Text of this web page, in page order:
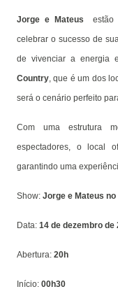
Jorge e Mateus estão
celebrar o sucesso de
de vivenciar a energia
Country, que é um dos
será o cenário perfeito
Com uma estrutura
espectadores, o local
garantindo uma
Show: Jorge e Mateus
Data: 14 de dezembro
Abertura: 20h
Início: 00h30